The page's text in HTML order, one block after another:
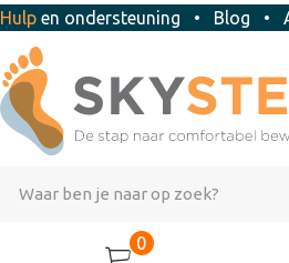
Hulp en ondersteuning • Blog •
0